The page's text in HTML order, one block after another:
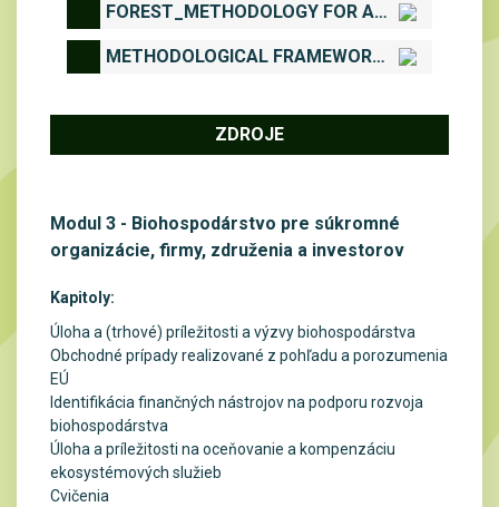
Modul 3 - Biohospodárstvo pre súkromné
organizácie, firmy, združenia a investorov
Kapitoly:
Úloha a (trhové) príležitosti a výzvy biohospodárstva
Obchodné prípady realizované z pohľadu a porozumenia
EÚ
Identifikácia finančných nástrojov na podporu rozvoja
biohospodárstva
Úloha a príležitosti na oceňovanie a kompenzáciu
ekosystémových služieb
Cvičenia
FOREST_METHODOLOGY FOR ASSESSMENT AND MAPPING OF WOODLAND AND FORESTS ECOSYSTEMS CONDITION AND THEIR SERVICES IN BULGARIA.pdf
METHODOLOGICAL FRAMEWORK FOR ASSESSMENT AND MAPPING OF ECOSYSTEM CONDITION AND ECOSYSTEM SERVICES IN BULGARIA. PART D.pdf
ZDROJE